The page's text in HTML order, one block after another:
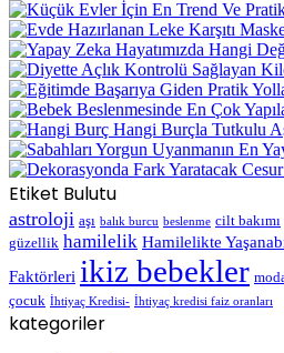
Etiket Bulutu
astroloji aşı balık burcu beslenme cilt bakımı
güzellik hamilelik Hamilelikte
Faktörleri ikiz bebekler
çocuk İhtiyaç Kredisi- İhtiyaç kredisi faiz oranları
kategoriler